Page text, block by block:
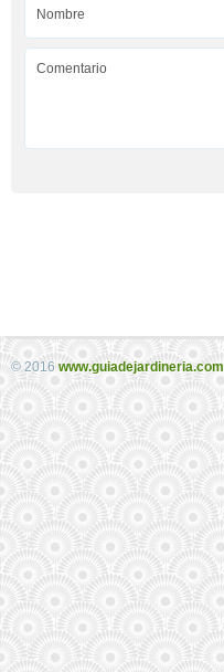
© 2016 www.guiadejardineria.com